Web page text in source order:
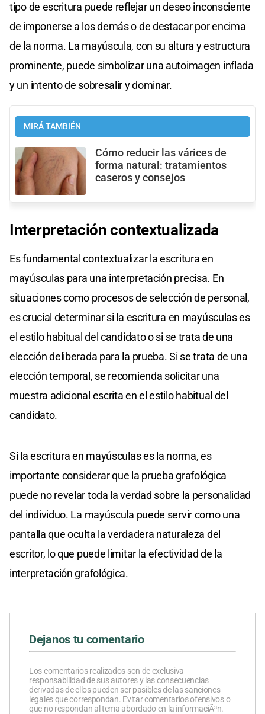
tipo de escritura puede reflejar un deseo inconsciente
de imponerse a los demás o de destacar por encima
de la norma. La mayúscula, con su altura y estructura
prominente, puede simbolizar una autoimagen inflada
y un intento de sobresalir y dominar.
MIRÁ TAMBIÉN
Cómo reducir las várices de
forma natural: tratamientos
caseros y consejos
Interpretación contextualizada
Es fundamental contextualizar la escritura en
mayúsculas para una interpretación precisa. En
situaciones como procesos de selección de personal,
es crucial determinar si la escritura en mayúsculas es
el estilo habitual del candidato o si se trata de una
elección deliberada para la prueba. Si se trata de una
elección temporal, se recomienda solicitar una
muestra adicional escrita en el estilo habitual del
candidato.
Si la escritura en mayúsculas es la norma, es
importante considerar que la prueba grafológica
puede no revelar toda la verdad sobre la personalidad
del individuo. La mayúscula puede servir como una
pantalla que oculta la verdadera naturaleza del
escritor, lo que puede limitar la efectividad de la
interpretación grafológica.
Dejanos tu comentario
Los comentarios realizados son de exclusiva
responsabilidad de sus autores y las consecuencias
derivadas de ellos pueden ser pasibles de las sanciones
legales que correspondan. Evitar comentarios ofensivos o
que no respondan al tema abordado en la informaciÃ³n.